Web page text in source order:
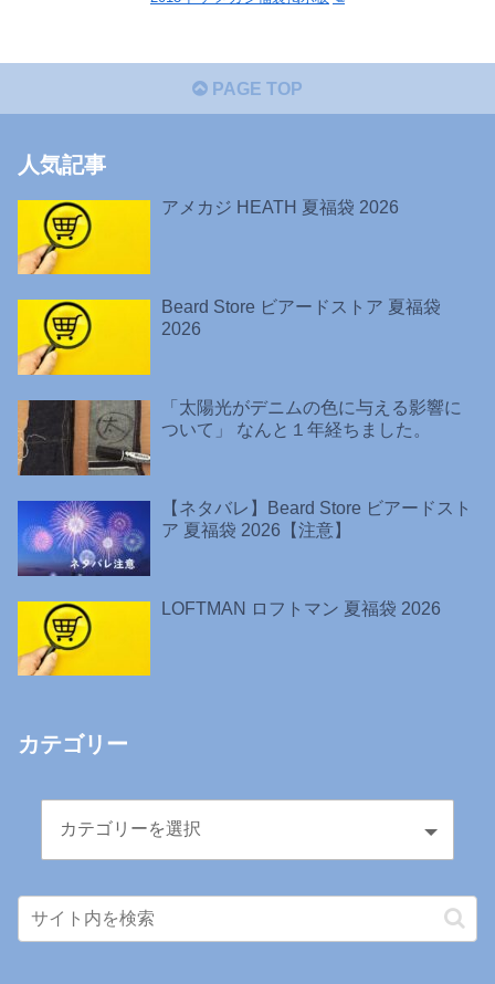
PAGE TOP
人気記事
アメカジ HEATH 夏福袋 2026
Beard Store ビアードストア 夏福袋
2026
「太陽光がデニムの色に与える影響に
ついて」 なんと１年経ちました。
【ネタバレ】Beard Store ビアードスト
ア 夏福袋 2026【注意】
LOFTMAN ロフトマン 夏福袋 2026
カテゴリー